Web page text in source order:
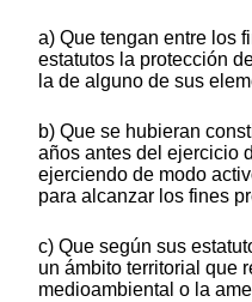
a) Que tengan entre los
estatutos la protección
la de alguno de sus
b) Que se hubieran
años antes del ejercicio
ejerciendo de modo
para alcanzar los fines
c) Que según sus
un ámbito territorial que
medioambiental o la